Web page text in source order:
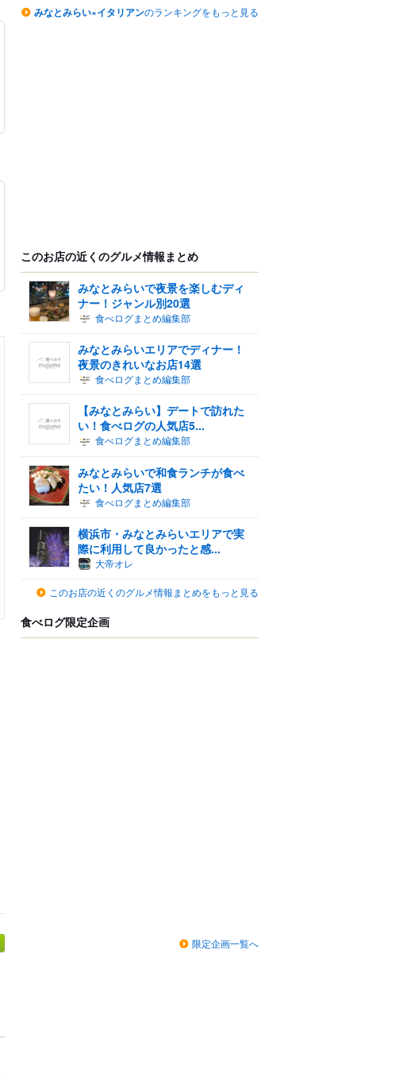
みなとみらい×イタリアンのランキングをもっと見る
このお店の近くのグルメ情報まとめ
みなとみらいで夜景を楽しむディ
ナー！ジャンル別20選
食べログまとめ編集部
みなとみらいエリアでディナー！
夜景のきれいなお店14選
食べログまとめ編集部
【みなとみらい】デートで訪れた
い！食べログの人気店5...
食べログまとめ編集部
みなとみらいで和食ランチが食べ
たい！人気店7選
食べログまとめ編集部
横浜市・みなとみらいエリアで実
際に利用して良かったと感...
大帝オレ
このお店の近くのグルメ情報まとめをもっと見る
食べログ限定企画
限定企画一覧へ